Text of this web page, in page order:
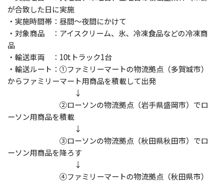
が合致した日に実施
・実施時間帯：昼間～夜間にかけて
・対象商品 ：アイスクリーム、氷、冷凍食品などの冷凍商
品
・輸送車両 ：10tトラック1台
・輸送ルート：①ファミリーマートの物流拠点（多賀城市）
からファミリーマート用商品を積載して出発
↓
②ローソンの物流拠点（岩手県盛岡市）でロ
ーソン用商品を積載
↓
③ローソンの物流拠点（秋田県秋田市）でロ
ーソン用商品を降ろす
↓
④ファミリーマートの物流拠点（秋田県市）